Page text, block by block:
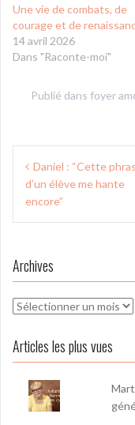
Une vie de combats, de
courage et de
14 avril 2026
Dans "Raconte-moi"
Publié dans foyer
Navigation
de
l’article
Daniel : “Cette
d’un élève me hante
encore”
Archives
Archives
Articles les plus vues